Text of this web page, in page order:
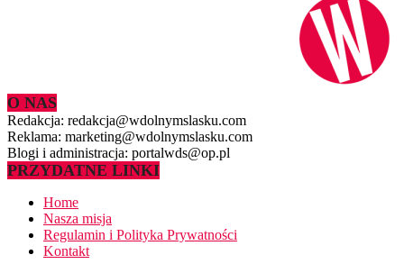
O NAS
Redakcja: redakcja@wdolnymslasku.com
Reklama: marketing@wdolnymslasku.com
Blogi i administracja: portalwds@op.pl
PRZYDATNE LINKI
Home
Nasza misja
Regulamin i Polityka Prywatności
Kontakt